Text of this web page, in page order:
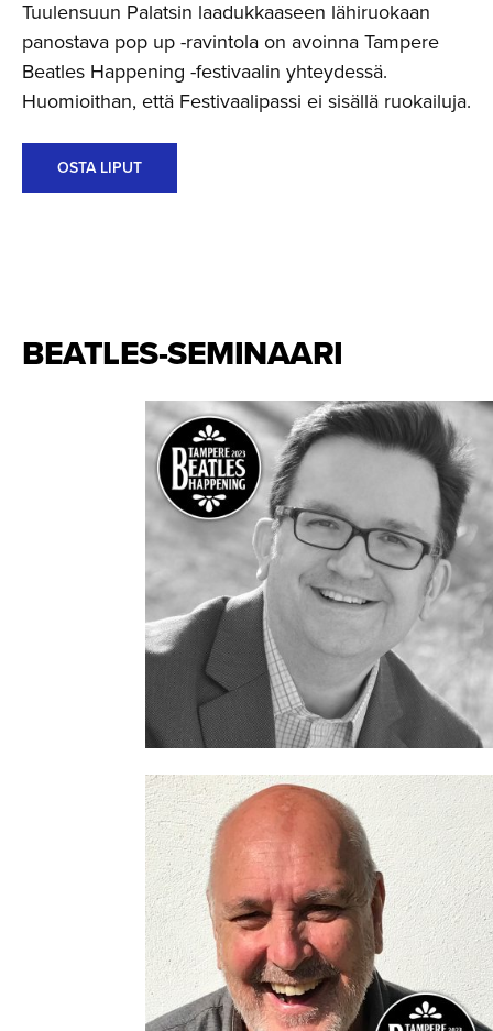
Tuulensuun Palatsin laadukkaaseen lähiruokaan
panostava pop up -ravintola on avoinna Tampere
Beatles Happening -festivaalin yhteydessä.
Huomioithan, että Festivaalipassi ei sisällä ruokailuja.
OSTA LIPUT
BEATLES-SE­MINAARI